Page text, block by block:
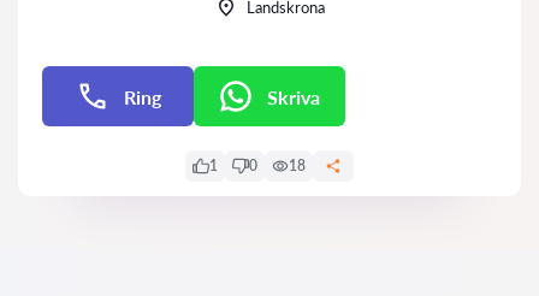
Landskrona
Ring Skriva
1 0 18